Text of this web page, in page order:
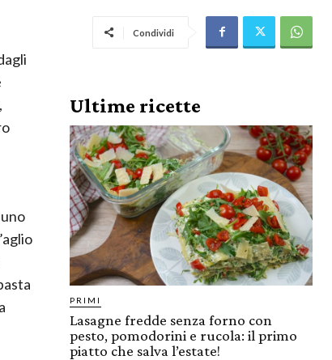
Condividi
Ultime ricette
PRIMI
Lasagne fredde senza forno con
pesto, pomodorini e rucola: il primo
piatto che salva l’estate!